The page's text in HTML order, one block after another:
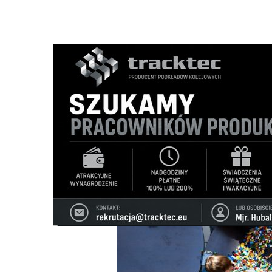
Ścieżka
nawigacyjna
Strona główna Wiadomości /Z życia szkół
Nauka w
Z ŻYCIA SZKÓŁ 14/05/2026/ 0 Komentarzy
Nauka w praktyce: Podlaski Festiwal